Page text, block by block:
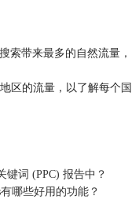
带来最多的自然流量，
的流量，以了解每个国
键词 (PPC) 报告中？
哪些好用的功能？